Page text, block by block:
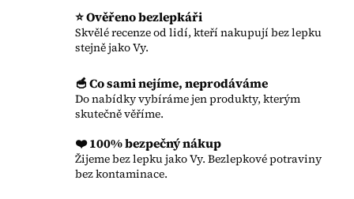
⭐ Ověřeno bezlepkáři
Skvělé recenze od lidí, kteří nakupují bez lepku
stejně jako Vy.
🥣 Co sami nejíme, neprodáváme
Do nabídky vybíráme jen produkty, kterým
skutečně věříme.
❤️ 100% bezpečný nákup
Žijeme bez lepku jako Vy. Bezlepkové potraviny
bez kontaminace.